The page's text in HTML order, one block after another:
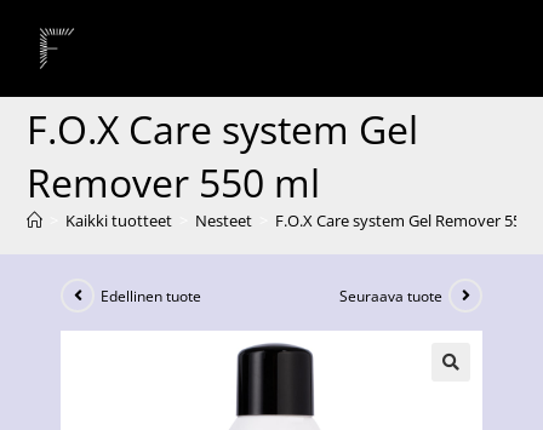
F.O.X Care system Gel
Remover 550 ml
Kaikki tuotteet Nesteet F.O.X Care system Gel Remover 550
Edellinen tuote Seuraava tuote